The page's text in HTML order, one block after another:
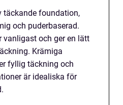
täckande foundation,
och puderbaserad.
och ger en lätt
Krämiga
fyllig täckning och
är idealiska för